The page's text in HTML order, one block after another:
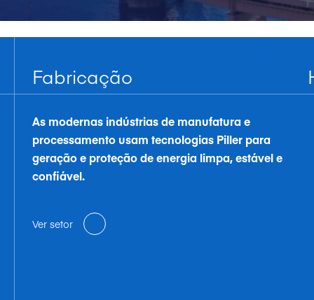
Fabricação
As modernas indústrias de manufatura e
processamento usam tecnologias Piller para
geração e proteção de energia limpa, estável e
confiável.
Ver setor